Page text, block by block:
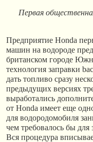
Первая
Предприятие Honda
машин на водороде
британском городе
технология заправки
дать топливо сразу
предыдущих версиях
выработались
от Honda имеет еще
для водородомобиля
чем требовалось бы для
Вся процедура